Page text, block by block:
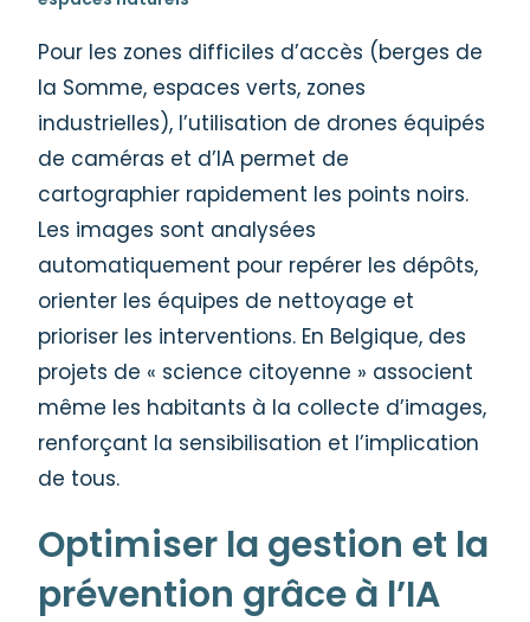
Pour les zones difficiles d’accès (berges de
la Somme, espaces verts, zones
industrielles), l’utilisation de drones équipés
de caméras et d’IA permet de
cartographier rapidement les points noirs.
Les images sont analysées
automatiquement pour repérer les dépôts,
orienter les équipes de nettoyage et
prioriser les interventions. En Belgique, des
projets de « science citoyenne » associent
même les habitants à la collecte d’images,
renforçant la sensibilisation et l’implication
de tous.
Optimiser la gestion et la
prévention grâce à l’IA